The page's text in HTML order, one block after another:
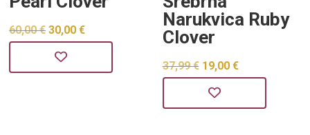
60,00€ Izvorna
cijena
bila
30,00€
je:
Narukvica Ruby
Clover
37,99€ Izvorna
cijena
bila
19,00 €
je: